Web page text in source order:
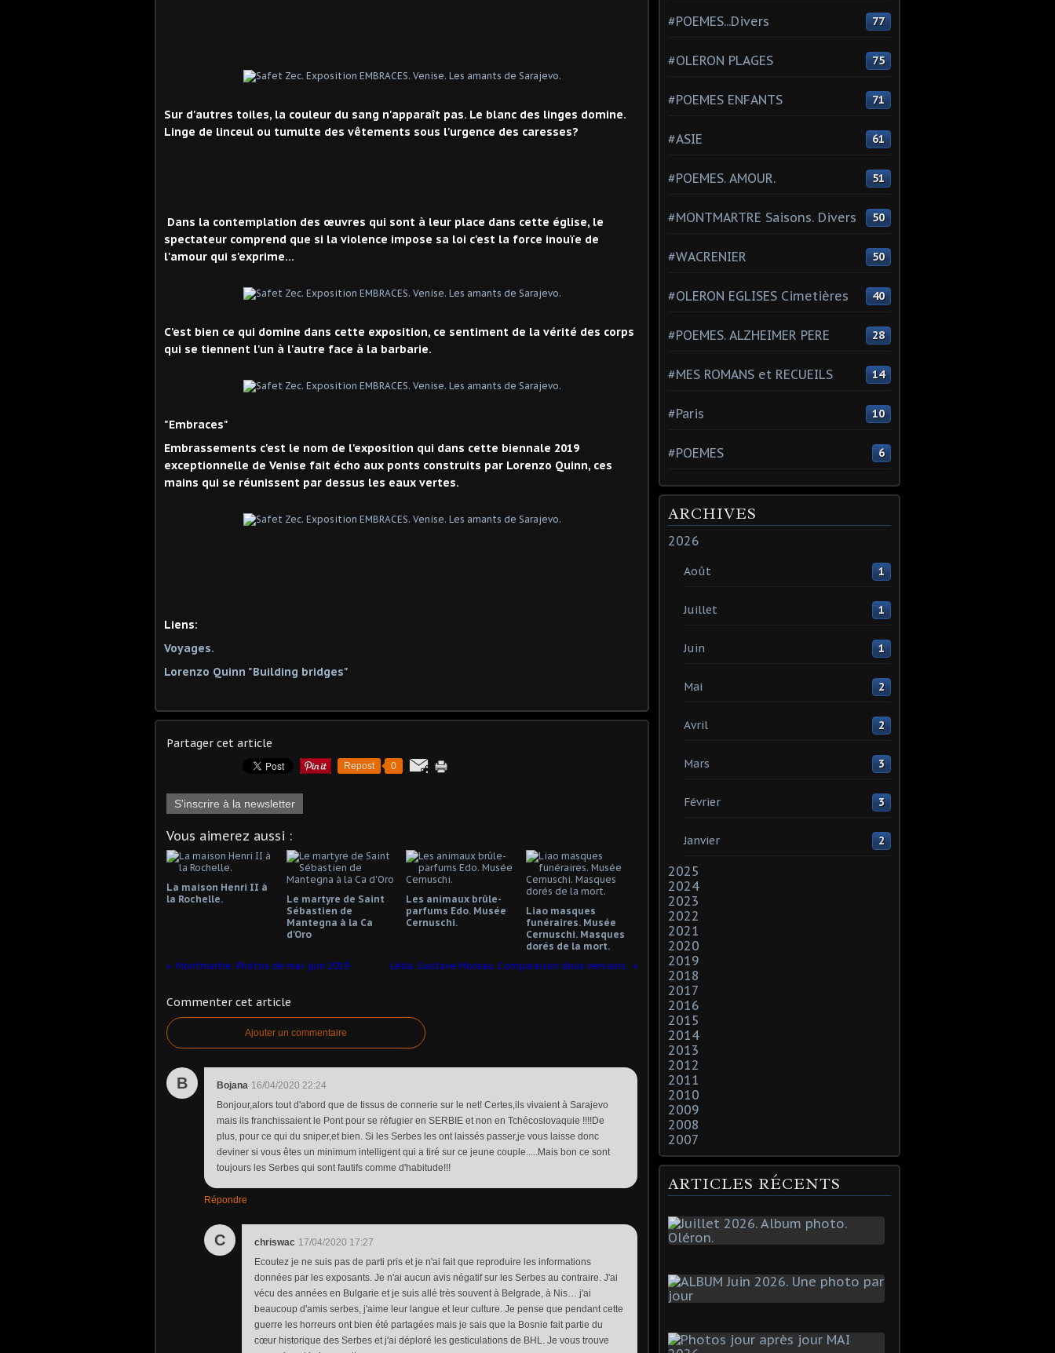
Sur d'autres toiles, la couleur du sang n'apparaît pas. Le blanc des linges domine.
Linge de linceul ou tumulte des vêtements sous l'urgence des caresses?
Dans la contemplation des œuvres qui sont à leur place dans cette église, le
spectateur comprend que si la violence impose sa loi c'est la force inouïe de
l'amour qui s'exprime…
C'est bien ce qui domine dans cette exposition, ce sentiment de la vérité des corps
qui se tiennent l'un à l'autre face à la barbarie.
"Embraces"
Embrassements c'est le nom de l'exposition qui dans cette biennale 2019
exceptionnelle de Venise fait écho aux ponts construits par Lorenzo Quinn, ces
mains qui se réunissent par dessus les eaux vertes.
Liens:
Voyages.
Lorenzo Quinn "Building bridges"
Partager cet article
Repost 0
S'inscrire à la newsletter
Vous aimerez aussi :
La maison Henri II à
la Rochelle.
Le martyre de Saint
Sébastien de
Mantegna à la Ca
d'Oro
Les animaux brûle-
parfums Edo. Musée
Cernuschi.
Liao masques
funéraires. Musée
Cernuschi. Masques
dorés de la mort.
Montmartre. Photos de mai-juin 2019
Léda. Gustave Moreau. Comparaison deux versions.
Commenter cet article
Ajouter un commentaire
B Bojana 16/04/2020 22:24
Bonjour,alors tout d'abord que de tissus de connerie sur le net! Certes,ils vivaient à Sarajevo
mais ils franchissaient le Pont pour se réfugier en SERBIE et non en Tchécoslovaquie !!!!De
plus, pour ce qui du sniper,et bien. Si les Serbes les ont laissés passer,je vous laisse donc
deviner si vous êtes un minimum intelligent qui a tiré sur ce jeune couple.....Mais bon ce sont
toujours les Serbes qui sont fautifs comme d'habitude!!!
Répondre
C chriswac 17/04/2020 17:27
Ecoutez je ne suis pas de parti pris et je n'ai fait que reproduire les informations
données par les exposants. Je n'ai aucun avis négatif sur les Serbes au contraire. J'ai
vécu des années en Bulgarie et je suis allé très souvent à Belgrade, à Nis… j'ai
beaucoup d'amis serbes, j'aime leur langue et leur culture. Je pense que pendant cette
guerre les horreurs ont bien été partagées mais je sais que la Bosnie fait partie du
cœur historique des Serbes et j'ai déploré les gesticulations de BHL. Je vous trouve
#POEMES...Divers 77
#OLERON PLAGES 75
#POEMES ENFANTS 71
#ASIE 61
#POEMES. AMOUR. 51
#MONTMARTRE Saisons. Divers 50
#WACRENIER 50
#OLERON EGLISES Cimetières 40
#POEMES. ALZHEIMER PERE 28
#MES ROMANS et RECUEILS 14
#Paris 10
#POEMES 6
ARCHIVES
2026
Août 1
Juillet 1
Juin 1
Mai 2
Avril 2
Mars 3
Février 3
Janvier 2
2025
2024
2023
2022
2021
2020
2019
2018
2017
2016
2015
2014
2013
2012
2011
2010
2009
2008
2007
ARTICLES RÉCENTS